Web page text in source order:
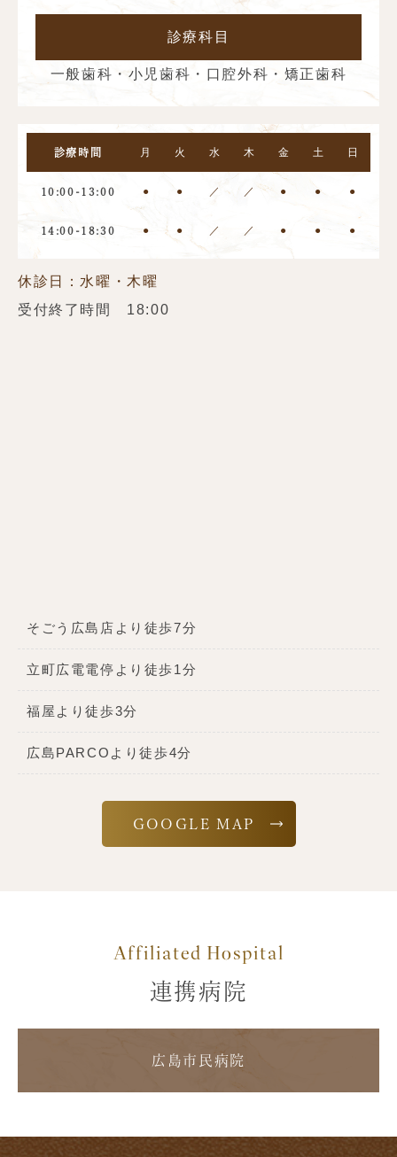
診療科目
一般歯科・小児歯科・口腔外科・矯正歯科
診療時間 月 火 水 木 金 土 日
10:00-13:00 ● ● ／ ／ ● ● ●
14:00-18:30 ● ● ／ ／ ● ● ●
休診日：水曜・木曜
受付終了時間 18:00
そごう広島店より徒歩7分
立町広電電停より徒歩1分
福屋より徒歩3分
広島PARCOより徒歩4分
GOOGLE MAP
Affiliated Hospital
連携病院
広島市民病院